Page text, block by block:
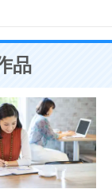
品